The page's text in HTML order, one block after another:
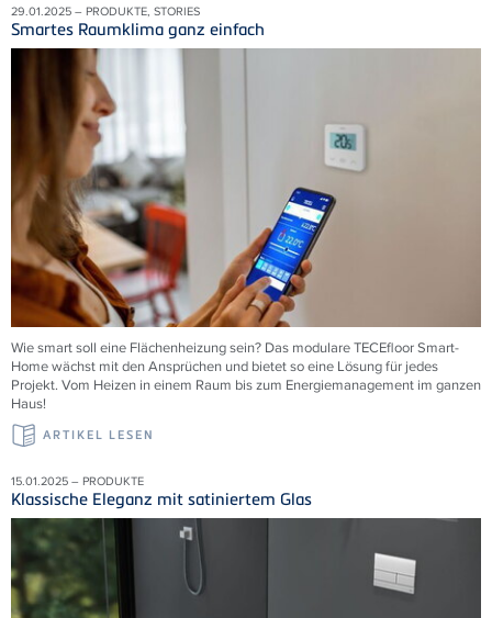
29.01.2025 – PRODUKTE, STORIES
Smartes Raumklima ganz einfach
Wie smart soll eine Flächenheizung sein? Das modulareTECEfloor Smart-
Home wächst mit den Ansprüchen und bietet so eine Lösung für jedes
Projekt. Vom Heizen in einem Raum bis zum Energiemanagement im ganzen
Haus!
ARTIKEL LESEN
15.01.2025 – PRODUKTE
Klassische Eleganz mit satiniertem Glas